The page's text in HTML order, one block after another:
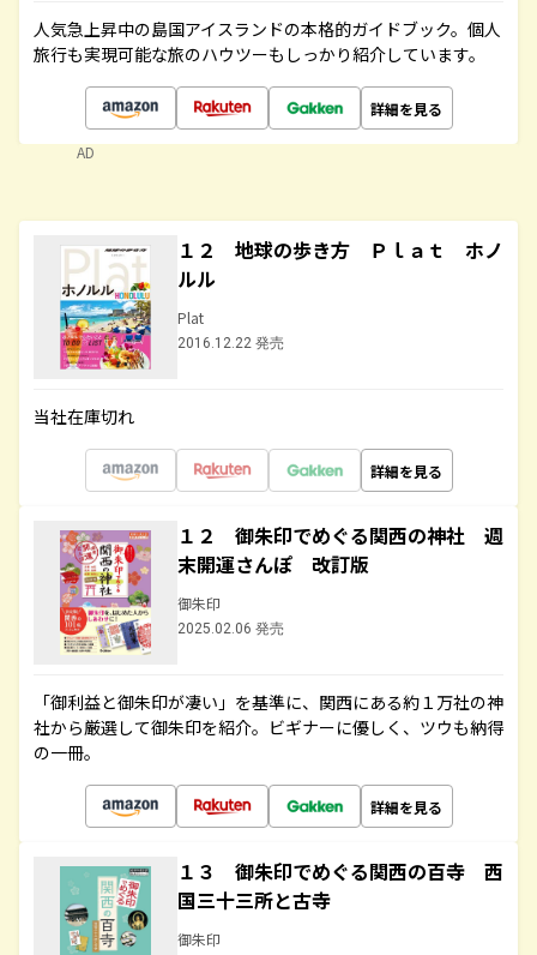
人気急上昇中の島国アイスランドの本格的ガイドブック。個人
旅行も実現可能な旅のハウツーもしっかり紹介しています。
詳細を見る
AD
１２ 地球の歩き方 Ｐｌａｔ ホノ
ルル
Plat
2016.12.22 発売
当社在庫切れ
詳細を見る
１２ 御朱印でめぐる関西の神社 週
末開運さんぽ 改訂版
御朱印
2025.02.06 発売
「御利益と御朱印が凄い」を基準に、関西にある約１万社の神
社から厳選して御朱印を紹介。ビギナーに優しく、ツウも納得
の一冊。
詳細を見る
１３ 御朱印でめぐる関西の百寺 西
国三十三所と古寺
御朱印